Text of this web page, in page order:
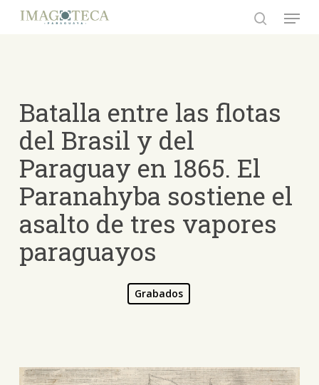
Menu
Batalla entre las flotas
del Brasil y del
Paraguay en 1865. El
Paranahyba sostiene el
asalto de tres vapores
paraguayos
Grabados